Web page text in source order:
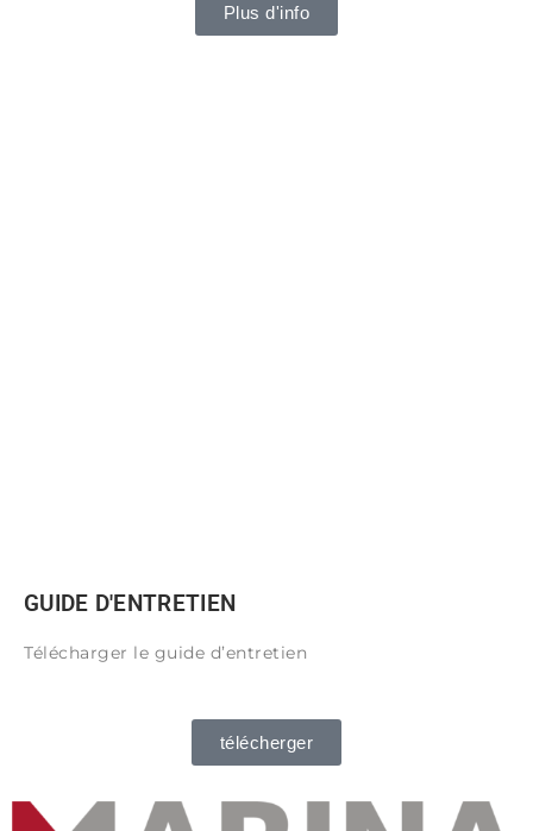
Plus d'info
GUIDE D'ENTRETIEN
Télécharger le guide d’entretien
télécherger